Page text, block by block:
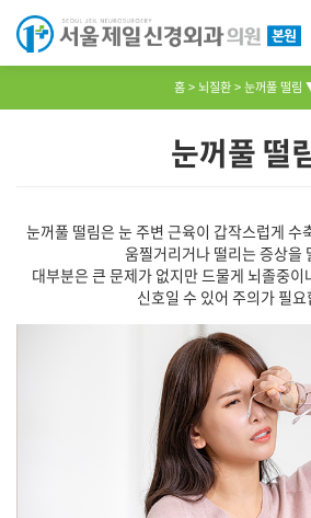
홈 뇌질환 눈꺼풀 떨림
눈꺼풀 떨
눈꺼풀 떨림은 눈 주변 근육이 갑작스럽게 수
움찔거리거나 떨리는 증상을
대부분은 큰 문제가 없지만 드물게 뇌졸중이
신호일 수 있어 주의가 필